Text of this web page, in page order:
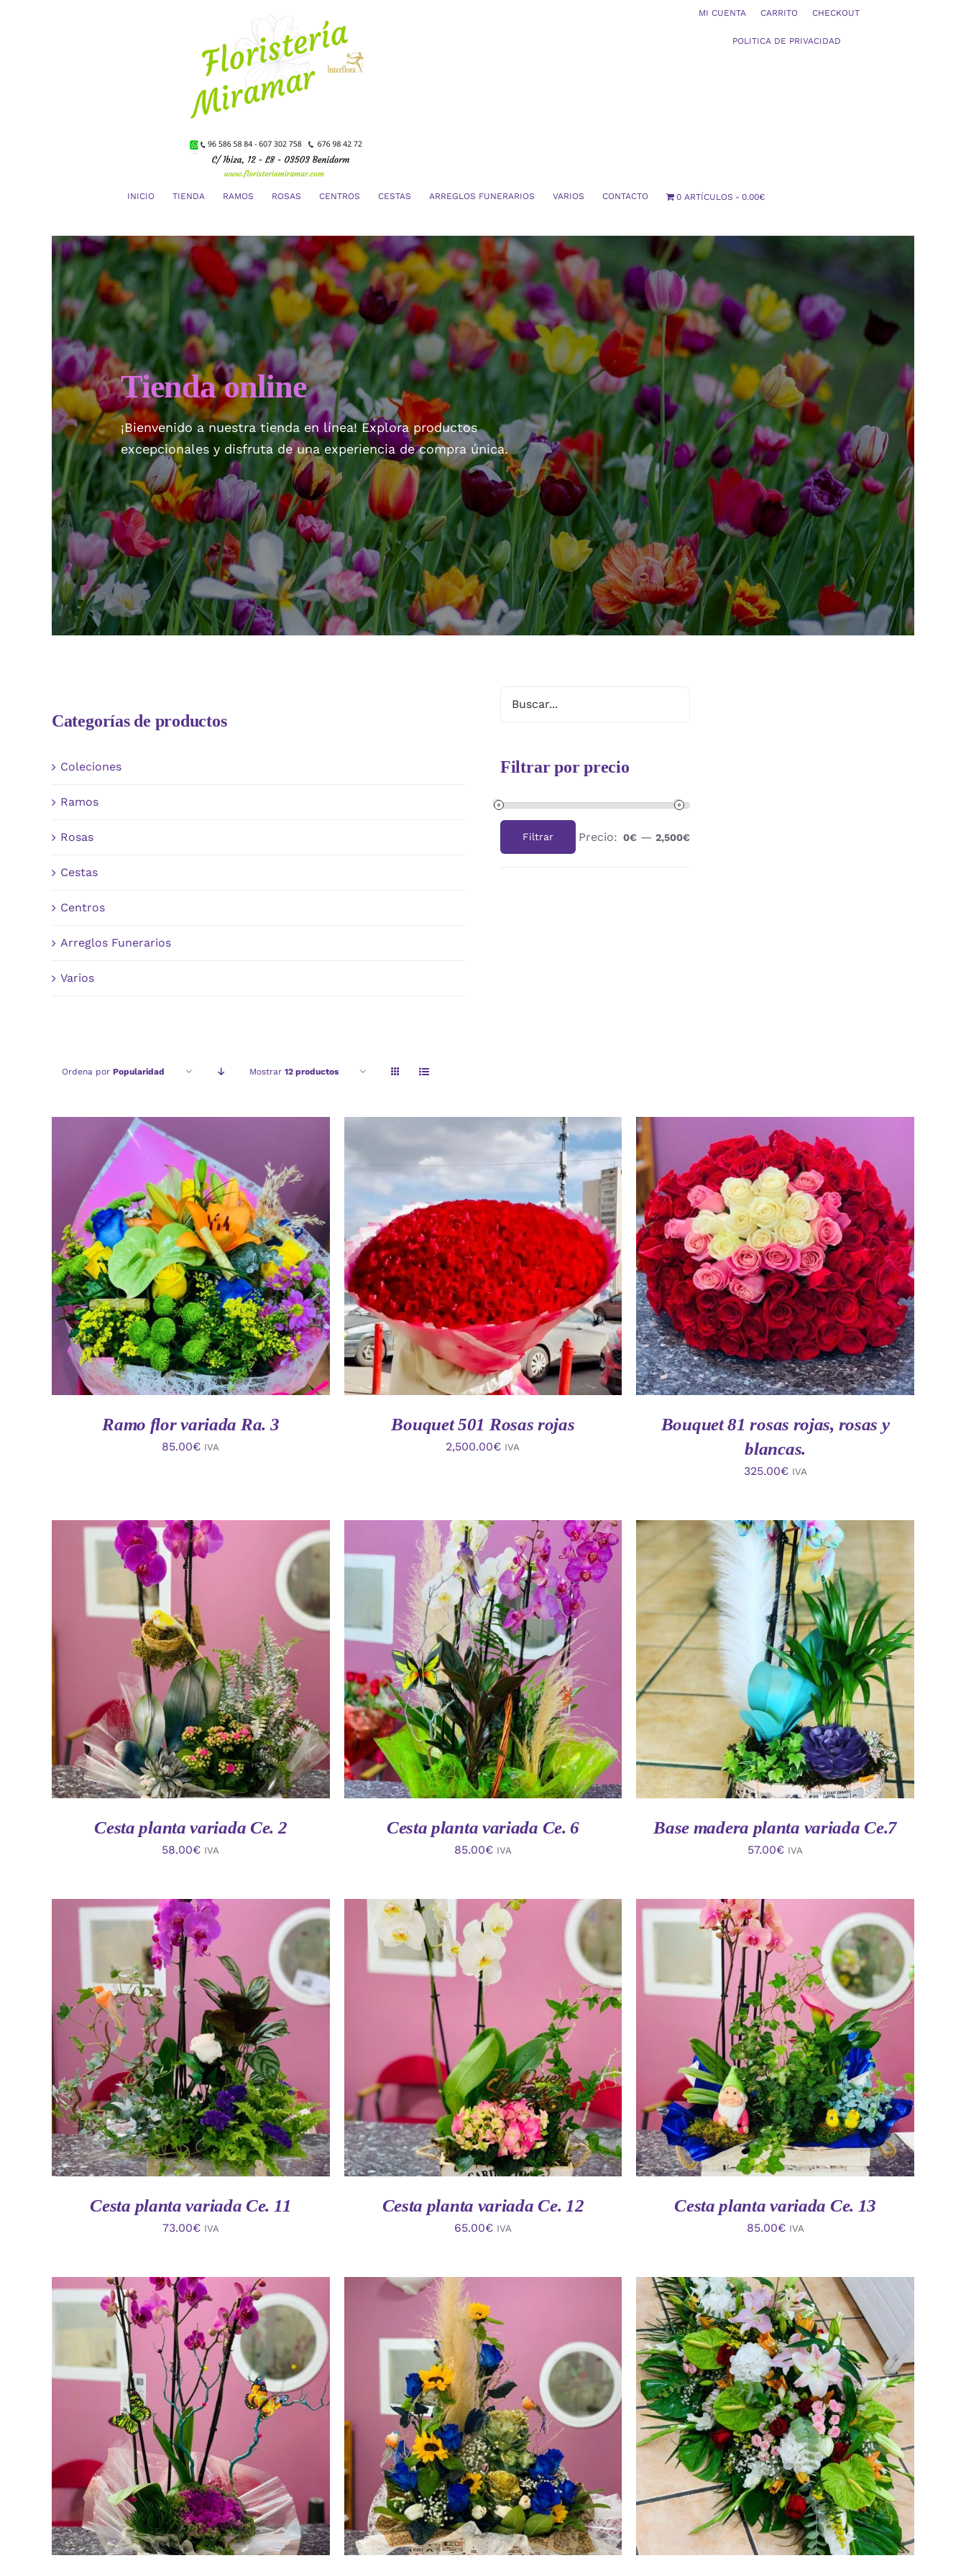
MI CUENTA CARRITO CHECKOUT
POLITICA DE PRIVACIDAD
INICIO TIENDA RAMOS ROSAS CENTROS CESTAS ARREGLOS FUNERARIOS VARIOS CONTACTO 0 ARTÍCULOS 0.00€
Tienda online
¡Bienvenido a nuestra tienda en línea! Explora productos
excepcionales y disfruta de una experiencia de compra única.
Categorías de productos
Coleciones
Ramos
Rosas
Cestas
Centros
Arreglos Funerarios
Varios
Filtrar por precio
Filtrar Precio: 0€ —2,500€
Ordena por Popularidad Mostrar 12 productos
AÑADIR AL CARRITO / VISTA RAPIDA
Ramo flor variada Ra. 3
85.00€ IVA
AÑADIR AL CARRITO / VISTA RAPIDA
Bouquet 501 Rosas rojas
2,500.00€ IVA
AÑADIR AL CARRITO / VISTA RAPIDA
Bouquet 81 rosas rojas, rosas y
blancas.
325.00€ IVA
AÑADIR AL CARRITO / VISTA RAPIDA
Cesta planta variada Ce. 2
58.00€ IVA
AÑADIR AL CARRITO / VISTA RAPIDA
Cesta planta variada Ce. 6
85.00€ IVA
AÑADIR AL CARRITO / VISTA RAPIDA
Base madera planta variada Ce.7
57.00€ IVA
AÑADIR AL CARRITO VISTA RAPIDA
Cesta planta variada Ce. 11
73.00€ IVA
AÑADIR AL CARRITO / VISTA RAPIDA
Cesta planta variada Ce. 12
65.00€ IVA
AÑADIR AL CARRITO / VISTA RAPIDA
Cesta planta variada Ce. 13
85.00€ IVA
AÑADIR AL CARRITO VISTA RAPIDA AÑADIR AL CARRITO / VISTA RAPIDA AÑADIR AL CARRITO / VISTA RAPIDA